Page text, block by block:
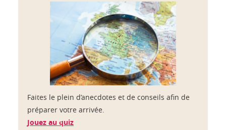
Faites le plein d’anecdotes et de conseils afin de
préparer votre arrivée.
Jouez au quiz